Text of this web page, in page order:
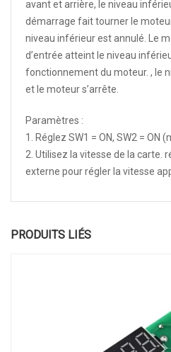
avant et arrière, le niveau
démarrage fait tourner le
niveau inférieur est annulé. Le
d’entrée atteint le niveau
fonctionnement du moteur. , le
et le moteur s’arrête.
Paramètres :
1. Réglez SW1 = ON, SW2 = ON
2. Utilisez la vitesse de la carte.
externe pour régler la vitesse
PRODUITS LIÉS